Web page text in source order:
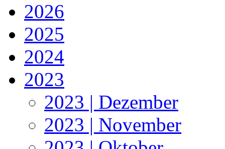
2026
2025
2024
2023
2023 | Dezember
2023 | November